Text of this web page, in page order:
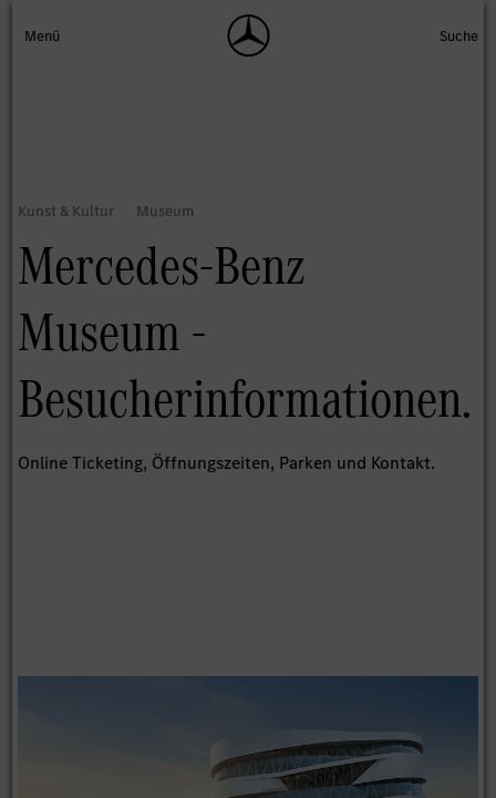
Mercedes-Benz
Museum -
Besucherinformationen.
Online Ticketing, Öffnungszeiten, Parken und Kontakt.